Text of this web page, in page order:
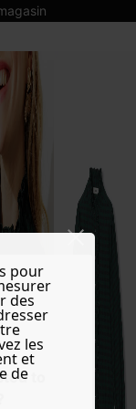
to
pour
des
les
et
de